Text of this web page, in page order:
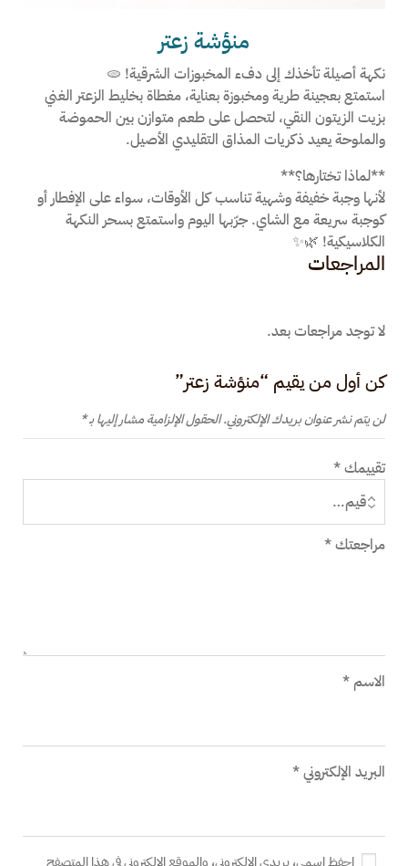
منؤشة زعتر
نكهة أصيلة تأخذك إلى دفء المخبوزات الشرقية! 🫓
استمتع بعجينة طرية ومخبوزة بعناية، مغطاة بخليط الزعتر الغني
بزيت الزيتون النقي، لتحصل على طعم متوازن بين الحموضة
والملوحة يعيد ذكريات المذاق التقليدي الأصيل.
**لماذا تختارها؟**
لأنها وجبة خفيفة وشهية تناسب كل الأوقات، سواء على الإفطار أو
كوجبة سريعة مع الشاي. جرّبها اليوم واستمتع بسحر النكهة
الكلاسيكية! 🌿✨
المراجعات
لا توجد مراجعات بعد.
كن أول من يقيم “منؤشة زعتر”
لن يتم نشر عنوان بريدك الإلكتروني.الحقول الإلزامية مشار إليها بـ*
تقييمك*
مراجعتك*
الاسم*
البريد الإلكتروني*